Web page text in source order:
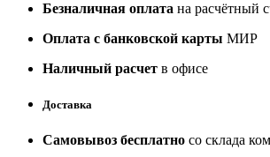
Безналичная оплата на расчётный
Оплата с банковской карты МИР
Наличный расчет в офисе
Доставка
Самовывоз бесплатно со склада